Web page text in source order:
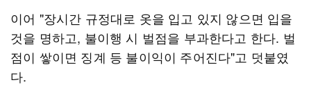
이어 "장시간 규정대로 옷을 입고 있지 않으면 입을
것을 명하고, 불이행 시 벌점을 부과한다고 한다. 벌
점이 쌓이면 징계 등 불이익이 주어진다"고 덧붙였
다.